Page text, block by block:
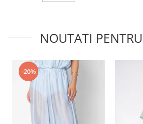
NOUTATI
-20%